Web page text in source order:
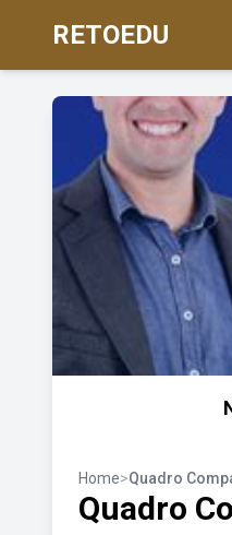
RETOEDU
Home>Quadro
Quadro